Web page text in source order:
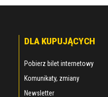
DLA KUPUJĄCYCH
Pobierz bilet internetowy
Komunikaty, zmiany
Newsletter